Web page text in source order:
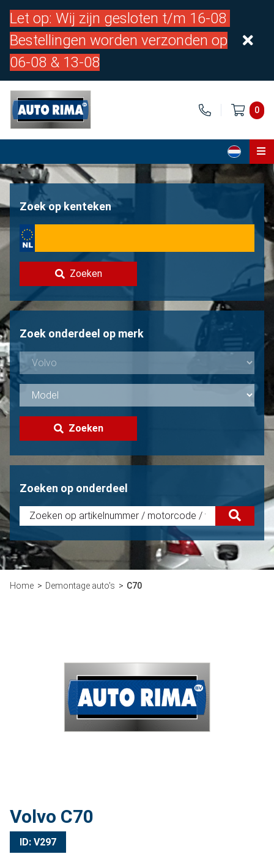
Let op: Wij zijn gesloten t/m 16-08
Bestellingen worden verzonden op
06-08 & 13-08
0
Home
Over ons
Contact
Volvo verkopen?
Niet gevonden?
Zoek op kenteken
Zoeken
Zoek onderdeel op merk
Zoeken
Zoeken op onderdeel
Home Demontage auto's C70
Volvo C70
ID: V297